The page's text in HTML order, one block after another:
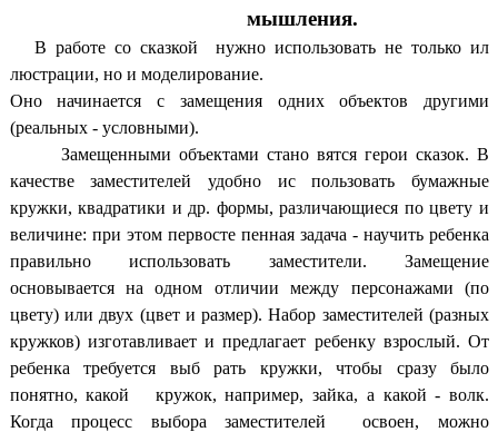
мышления.
В работе со сказкой нужно использовать не только ил
люстрации, но и моделирование.
Оно начинается с замещения одних объектов другими
(реальных - условными).
Замещенными объектами стано вятся герои сказок. В
качестве заместителей удобно ис пользовать бумажные
кружки, квадратики и др. формы, различающиеся по цвету и
величине: при этом первосте пенная задача - научить ребенка
правильно использовать заместители. Замещение
основывается на одном отличии между персонажами (по
цвету) или двух (цвет и размер). Набор заместителей (разных
кружков) изготавливает и предлагает ребенку взрослый. От
ребенка требуется выб рать кружки, чтобы сразу было
понятно, какой кружок, например, зайка, а какой - волк.
Когда процесс выбора заместителей освоен, можно